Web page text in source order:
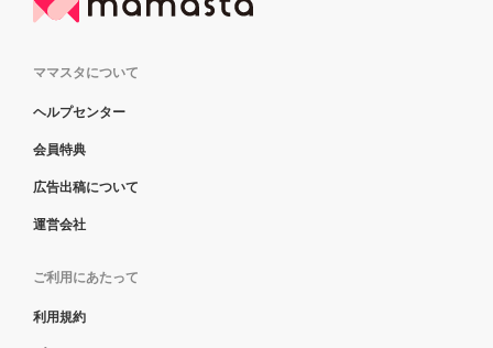
ママスタについて
ヘルプセンター
会員特典
広告出稿について
運営会社
ご利用にあたって
利用規約